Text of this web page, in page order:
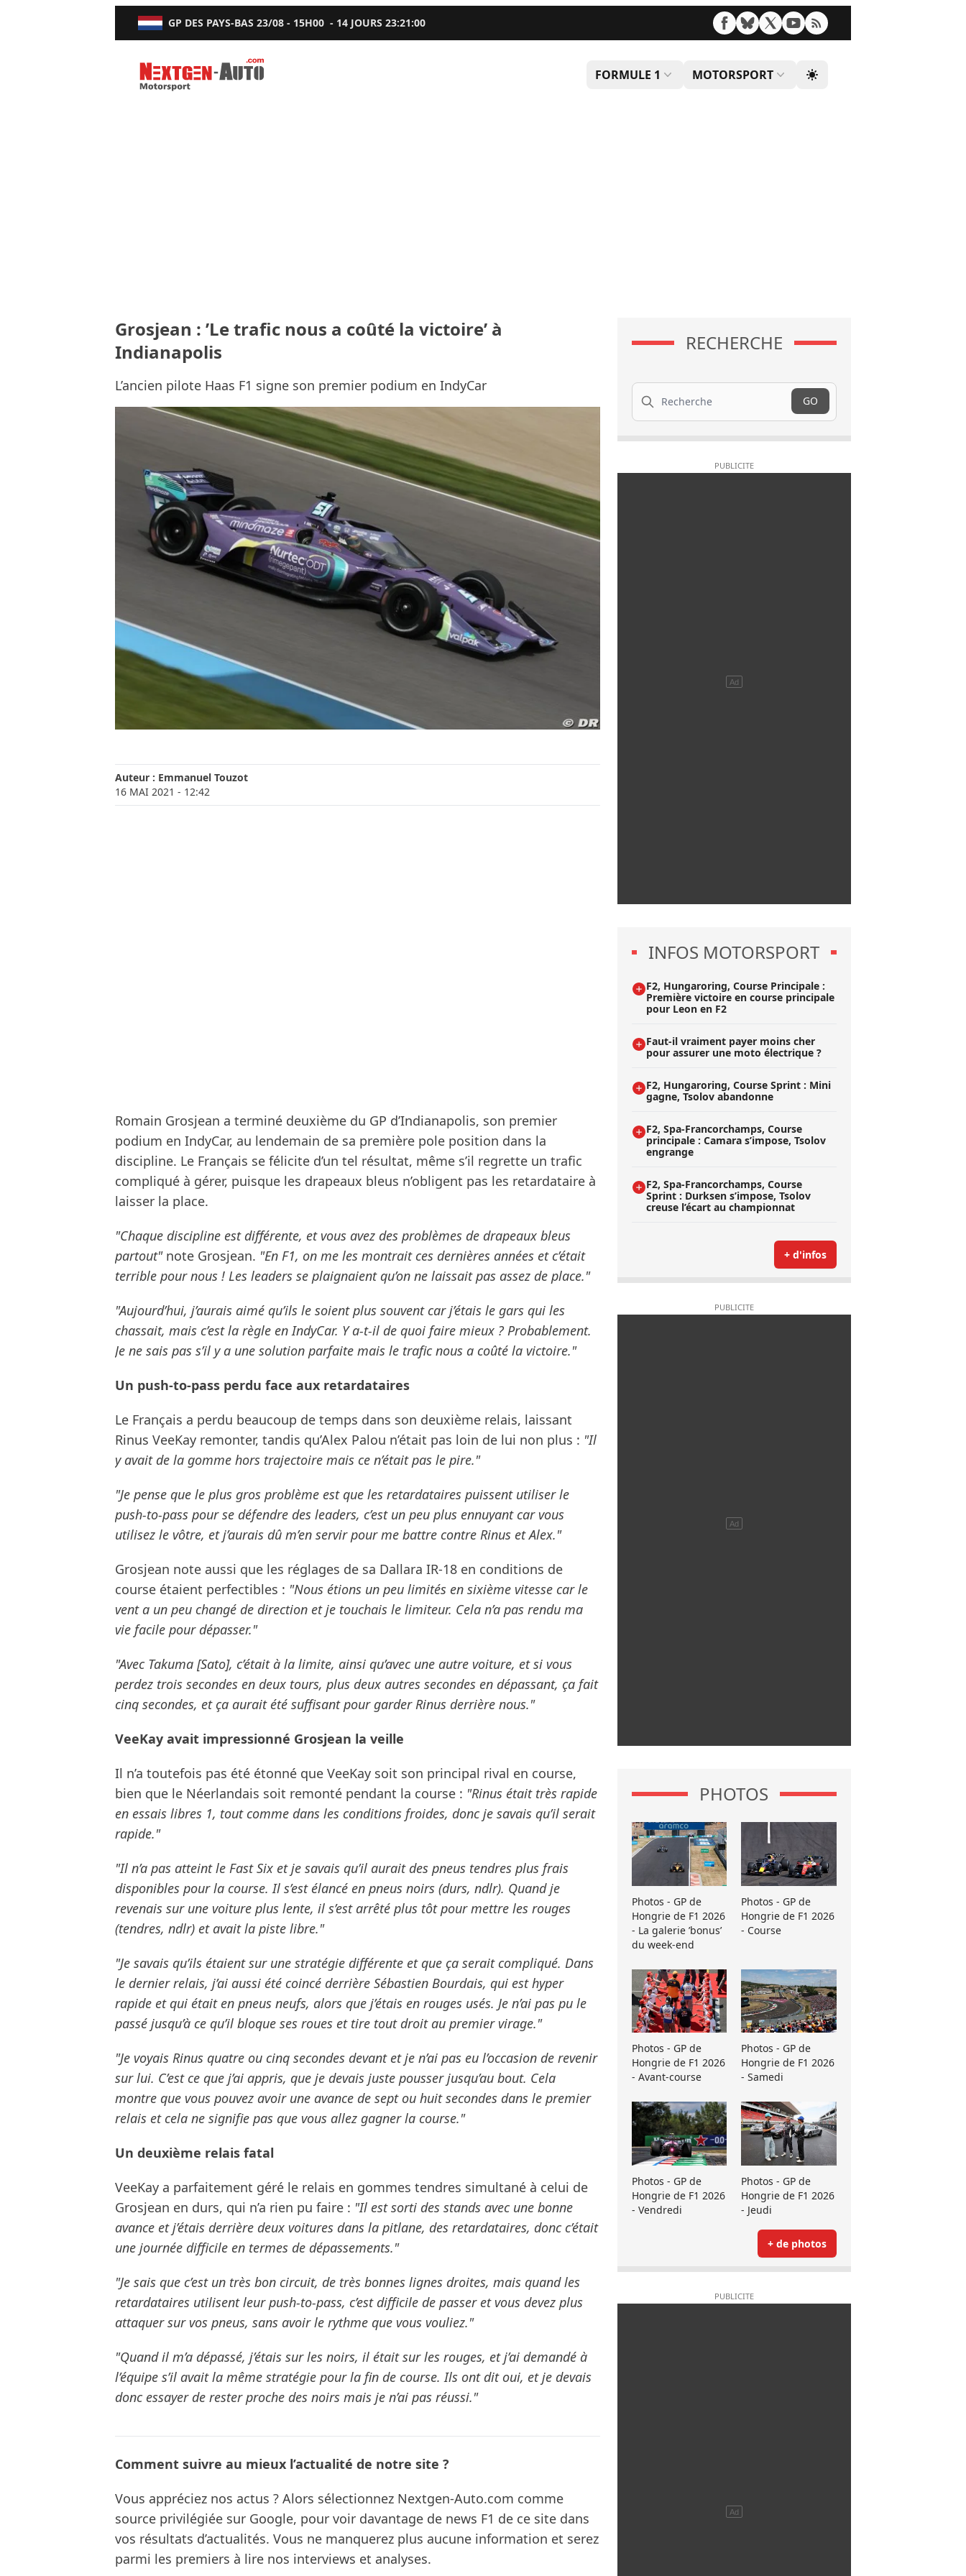
GP DES PAYS-BAS 23/08 - 15H00 - 14 JOURS23:20:59
Nextgen-Auto.com
FORMULE 1 MOTORSPORT
Grosjean : ’Le trafic nous a coûté la victoire’ à
Indianapolis
L’ancien pilote Haas F1 signe son premier podium en IndyCar
Auteur : Emmanuel Touzot
16 MAI 2021 - 12:42
Romain Grosjean a terminé deuxième du GP d’Indianapolis, son premier
podium en IndyCar, au lendemain de sa première pole position dans la
discipline. Le Français se félicite d’un tel résultat, même s’il regrette un trafic
compliqué à gérer, puisque les drapeaux bleus n’obligent pas les retardataire à
laisser la place.
"Chaque discipline est différente, et vous avez des problèmes de drapeaux bleus
partout"note Grosjean. "En F1, on me les montrait ces dernières années et c’était
terrible pour nous ! Les leaders se plaignaient qu’on ne laissait pas assez de place."
"Aujourd’hui, j’aurais aimé qu’ils le soient plus souvent car j’étais le gars qui les
chassait, mais c’est la règle en IndyCar. Y a-t-il de quoi faire mieux ? Probablement.
Je ne sais pas s’il y a une solution parfaite mais le trafic nous a coûté la victoire."
Un push-to-pass perdu face aux retardataires
Le Français a perdu beaucoup de temps dans son deuxième relais, laissant
Rinus VeeKay remonter, tandis qu’Alex Palou n’était pas loin de lui non plus : "Il
y avait de la gomme hors trajectoire mais ce n’était pas le pire."
"Je pense que le plus gros problème est que les retardataires puissent utiliser le
push-to-pass pour se défendre des leaders, c’est un peu plus ennuyant car vous
utilisez le vôtre, et j’aurais dû m’en servir pour me battre contre Rinus et Alex."
Grosjean note aussi que les réglages de sa Dallara IR-18 en conditions de
course étaient perfectibles : "Nous étions un peu limités en sixième vitesse car le
vent a un peu changé de direction et je touchais le limiteur. Cela n’a pas rendu ma
vie facile pour dépasser."
"Avec Takuma [Sato], c’était à la limite, ainsi qu’avec une autre voiture, et si vous
perdez trois secondes en deux tours, plus deux autres secondes en dépassant, ça fait
cinq secondes, et ça aurait été suffisant pour garder Rinus derrière nous."
VeeKay avait impressionné Grosjean la veille
Il n’a toutefois pas été étonné que VeeKay soit son principal rival en course,
bien que le Néerlandais soit remonté pendant la course : "Rinus était très rapide
en essais libres 1, tout comme dans les conditions froides, donc je savais qu’il serait
rapide."
"Il n’a pas atteint le Fast Six et je savais qu’il aurait des pneus tendres plus frais
disponibles pour la course. Il s’est élancé en pneus noirs (durs, ndlr). Quand je
revenais sur une voiture plus lente, il s’est arrêté plus tôt pour mettre les rouges
(tendres, ndlr) et avait la piste libre."
"Je savais qu’ils étaient sur une stratégie différente et que ça serait compliqué. Dans
le dernier relais, j’ai aussi été coincé derrière Sébastien Bourdais, qui est hyper
rapide et qui était en pneus neufs, alors que j’étais en rouges usés. Je n’ai pas pu le
passé jusqu’à ce qu’il bloque ses roues et tire tout droit au premier virage."
"Je voyais Rinus quatre ou cinq secondes devant et je n’ai pas eu l’occasion de revenir
sur lui. C’est ce que j’ai appris, que je devais juste pousser jusqu’au bout. Cela
montre que vous pouvez avoir une avance de sept ou huit secondes dans le premier
relais et cela ne signifie pas que vous allez gagner la course."
Un deuxième relais fatal
VeeKay a parfaitement géré le relais en gommes tendres simultané à celui de
Grosjean en durs, qui n’a rien pu faire : "Il est sorti des stands avec une bonne
avance et j’étais derrière deux voitures dans la pitlane, des retardataires, donc c’était
une journée difficile en termes de dépassements."
"Je sais que c’est un très bon circuit, de très bonnes lignes droites, mais quand les
retardataires utilisent leur push-to-pass, c’est difficile de passer et vous devez plus
attaquer sur vos pneus, sans avoir le rythme que vous vouliez."
"Quand il m’a dépassé, j’étais sur les noirs, il était sur les rouges, et j’ai demandé à
l’équipe s’il avait la même stratégie pour la fin de course. Ils ont dit oui, et je devais
donc essayer de rester proche des noirs mais je n’ai pas réussi."
Comment suivre au mieux l’actualité de notre site ?
Vous appréciez nos actus ? Alors sélectionnez Nextgen-Auto.com comme
source privilégiée sur Google, pour voir davantage de news F1 de ce site dans
vos résultats d’actualités. Vous ne manquerez plus aucune information et serez
parmi les premiers à lire nos interviews et analyses.
RECHERCHE
Recherche
GO
INFOS MOTORSPORT
F2, Hungaroring, Course Principale :
Première victoire en course principale
pour Leon en F2
Faut-il vraiment payer moins cher
pour assurer une moto électrique ?
F2, Hungaroring, Course Sprint : Mini
gagne, Tsolov abandonne
F2, Spa-Francorchamps, Course
principale : Camara s’impose, Tsolov
engrange
F2, Spa-Francorchamps, Course
Sprint : Durksen s’impose, Tsolov
creuse l’écart au championnat
+ d'infos
PHOTOS
Photos - GP de
Hongrie de F1 2026
- La galerie ’bonus’
du week-end
Photos - GP de
Hongrie de F1 2026
- Course
Photos - GP de
Hongrie de F1 2026
- Avant-course
Photos - GP de
Hongrie de F1 2026
- Samedi
Photos - GP de
Hongrie de F1 2026
- Vendredi
Photos - GP de
Hongrie de F1 2026
- Jeudi
+ de photos